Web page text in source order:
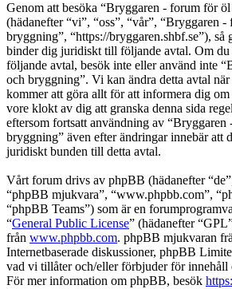
Genom att besöka “Bryggaren - forum för
(hädanefter “vi”, “oss”, “vår”, “Bryggaren
bryggning”, “https://bryggaren.shbf.se”), så
binder dig juridiskt till följande avtal. Om du
följande avtal, besök inte eller använd inte
och bryggning”. Vi kan ändra detta avtal
kommer att göra allt för att informera dig om
vore klokt av dig att granska denna sida
eftersom fortsatt användning av
bryggning” även efter ändringar innebär att
juridiskt bunden till detta avtal.
Vårt forum drivs av phpBB (hädanefter
“phpBB mjukvara”, “www.phpbb.com”,
“phpBB Teams”) som är en
“General Public License” (hädanefter
från www.phpbb.com. phpBB mjukvaran
Internetbaserade diskussioner, phpBB
vad vi tillåter och/eller förbjuder för innehåll
För mer information om phpBB, besök